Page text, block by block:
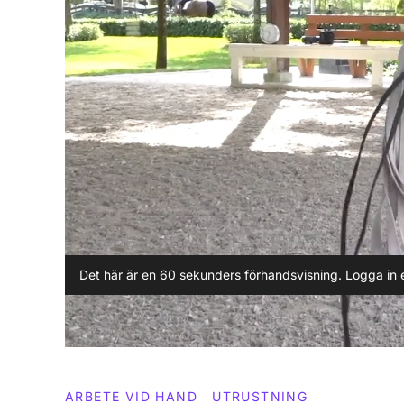
Det här är en 60 sekunders förhandsvisning. Logga
ARBETE VID HAND UTRUSTNING